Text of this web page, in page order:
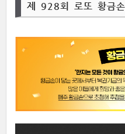
제 928회 로또 황금손